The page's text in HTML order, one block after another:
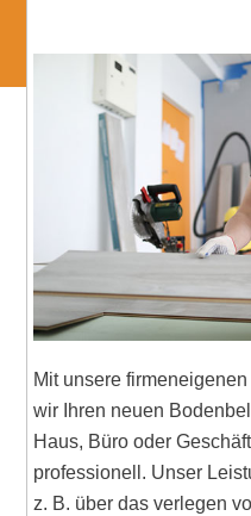
Mit unsere
wir Ihren neuen
Haus, Büro oder
professionell. Unser
z. B. über das verlegen